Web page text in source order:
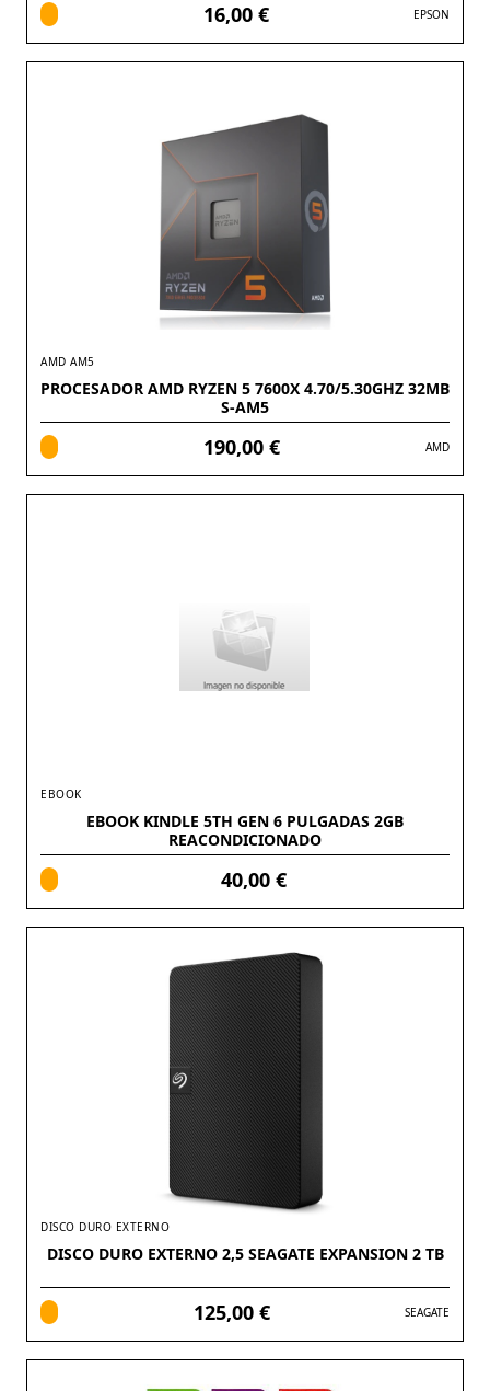
16,00 € EPSON
AMD AM5
PROCESADOR AMD RYZEN 5 7600X 4.70/5.30GHZ 32MB
S-AM5
190,00 € AMD
EBOOK
EBOOK KINDLE 5TH GEN 6 PULGADAS 2GB
REACONDICIONADO
40,00 €
DISCO DURO EXTERNO
DISCO DURO EXTERNO 2,5 SEAGATE EXPANSION 2 TB
125,00 € SEAGATE